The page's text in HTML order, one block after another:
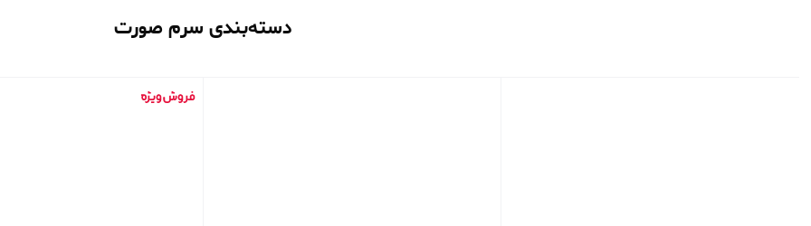
دسته‌بندی سرم صورت